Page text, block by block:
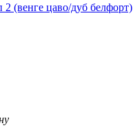
(венге цаво/дуб белфорт)